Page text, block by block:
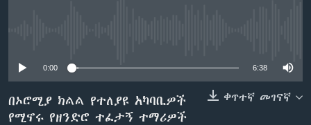
ቋንቋዎች
0:00 6:38
ቀጥተኛ መገናኛ
በኦሮሚያ ክልል የተለያዩ አካባቢዎች
የሚኖሩ የዘንድሮ ተፈታኝ ተማሪዎች